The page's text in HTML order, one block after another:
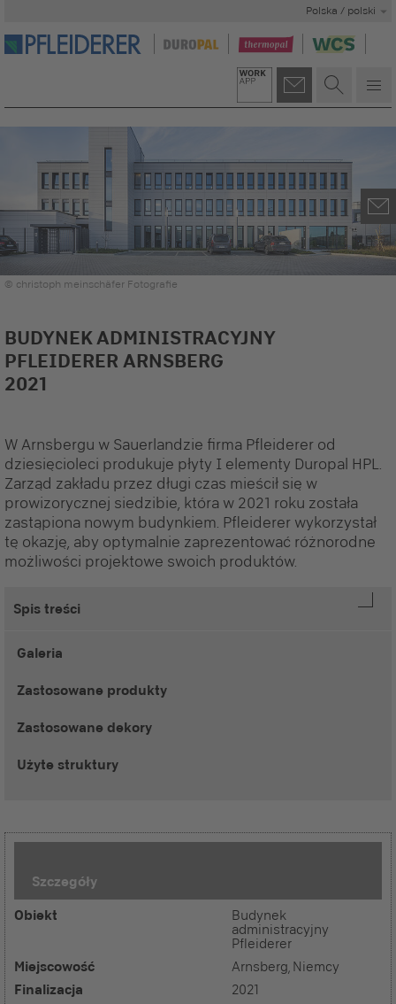
Polska / polski
© christoph meinschäfer Fotografie
BUDYNEK ADMINISTRACYJNY
PFLEIDERER ARNSBERG
2021
W Arnsbergu w Sauerlandzie firma Pfleiderer od
dziesięcioleci produkuje płyty I elementy Duropal HPL.
Zarząd zakładu przez długi czas mieścił się w
prowizorycznej siedzibie, która w 2021 roku została
zastąpiona nowym budynkiem. Pfleiderer wykorzystał
tę okazję, aby optymalnie zaprezentować różnorodne
możliwości projektowe swoich produktów.
Spis treści
Galeria
Zastosowane produkty
Zastosowane dekory
Użyte struktury
Szczegóły
Obiekt
Budynek
administracyjny
Pfleiderer
Miejscowość Arnsberg, Niemcy
Finalizacja 2021